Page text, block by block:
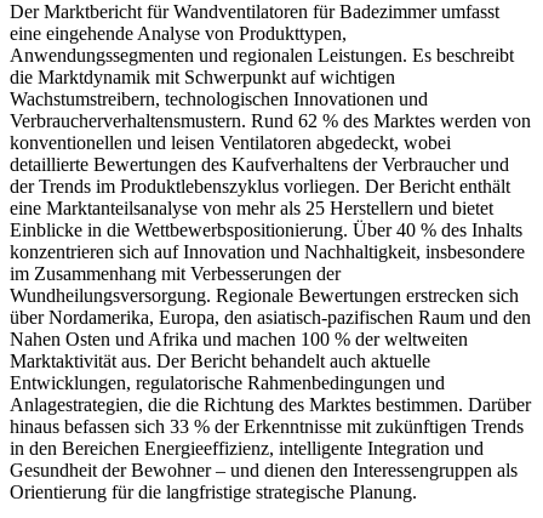
Der Marktbericht für Wandventilatoren für Badezimmer umfasst
eine eingehende Analyse von Produkttypen,
Anwendungssegmenten und regionalen Leistungen. Es beschreibt
die Marktdynamik mit Schwerpunkt auf wichtigen
Wachstumstreibern, technologischen Innovationen und
Verbraucherverhaltensmustern. Rund 62 % des Marktes werden von
konventionellen und leisen Ventilatoren abgedeckt, wobei
detaillierte Bewertungen des Kaufverhaltens der Verbraucher und
der Trends im Produktlebenszyklus vorliegen. Der Bericht enthält
eine Marktanteilsanalyse von mehr als 25 Herstellern und bietet
Einblicke in die Wettbewerbspositionierung. Über 40 % des Inhalts
konzentrieren sich auf Innovation und Nachhaltigkeit, insbesondere
im Zusammenhang mit Verbesserungen der
Wundheilungsversorgung. Regionale Bewertungen erstrecken sich
über Nordamerika, Europa, den asiatisch-pazifischen Raum und den
Nahen Osten und Afrika und machen 100 % der weltweiten
Marktaktivität aus. Der Bericht behandelt auch aktuelle
Entwicklungen, regulatorische Rahmenbedingungen und
Anlagestrategien, die die Richtung des Marktes bestimmen. Darüber
hinaus befassen sich 33 % der Erkenntnisse mit zukünftigen Trends
in den Bereichen Energieeffizienz, intelligente Integration und
Gesundheit der Bewohner – und dienen den Interessengruppen als
Orientierung für die langfristige strategische Planung.